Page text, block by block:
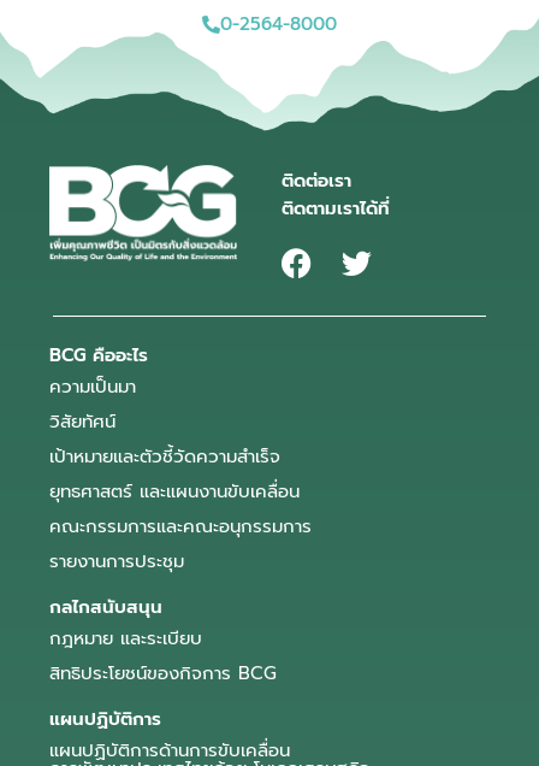
0-2564-8000
ติดต่อเรา
ติดตามเราได้ที่
BCG คืออะไร
ความเป็นมา
วิสัยทัศน์
เป้าหมายและตัวชี้วัดความสำเร็จ
ยุทธศาสตร์ และแผนงานขับเคลื่อน
คณะกรรมการและคณะอนุกรรมการ
รายงานการประชุม
กลไกสนับสนุน
กฎหมาย และระเบียบ
สิทธิประโยชน์ของกิจการ BCG
แผนปฏิบัติการ
แผนปฏิบัติการด้านการขับเคลื่อน